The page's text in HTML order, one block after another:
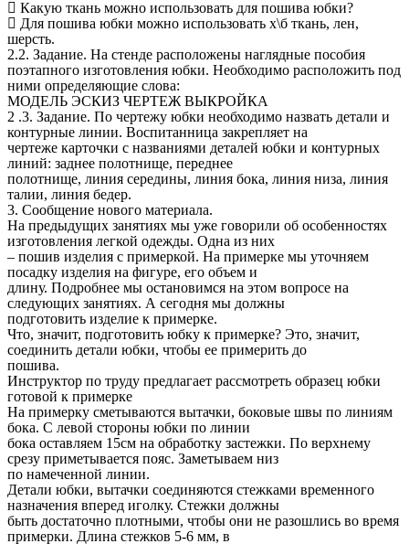
 Какую ткань можно использовать для пошива юбки?
 Для пошива юбки можно использовать х\б ткань, лен,
шерсть.
2.2. Задание. На стенде расположены наглядные пособия
поэтапного изготовления юбки. Необходимо расположить под
ними определяющие слова:
МОДЕЛЬ ЭСКИЗ ЧЕРТЕЖ ВЫКРОЙКА
2 .3. Задание. По чертежу юбки необходимо назвать детали и
контурные линии. Воспитанница закрепляет на
чертеже карточки с названиями деталей юбки и контурных
линий: заднее полотнище, переднее
полотнище, линия середины, линия бока, линия низа, линия
талии, линия бедер.
3. Сообщение нового материала.
На предыдущих занятиях мы уже говорили об особенностях
изготовления легкой одежды. Одна из них
– пошив изделия с примеркой. На примерке мы уточняем
посадку изделия на фигуре, его объем и
длину. Подробнее мы остановимся на этом вопросе на
следующих занятиях. А сегодня мы должны
подготовить изделие к примерке.
Что, значит, подготовить юбку к примерке? Это, значит,
соединить детали юбки, чтобы ее примерить до
пошива.
Инструктор по труду предлагает рассмотреть образец юбки
готовой к примерке
На примерку сметываются вытачки, боковые швы по линиям
бока. С левой стороны юбки по линии
бока оставляем 15см на обработку застежки. По верхнему
срезу приметывается пояс. Заметываем низ
по намеченной линии.
Детали юбки, вытачки соединяются стежками временного
назначения вперед иголку. Стежки должны
быть достаточно плотными, чтобы они не разошлись во время
примерки. Длина стежков 5-6 мм, в